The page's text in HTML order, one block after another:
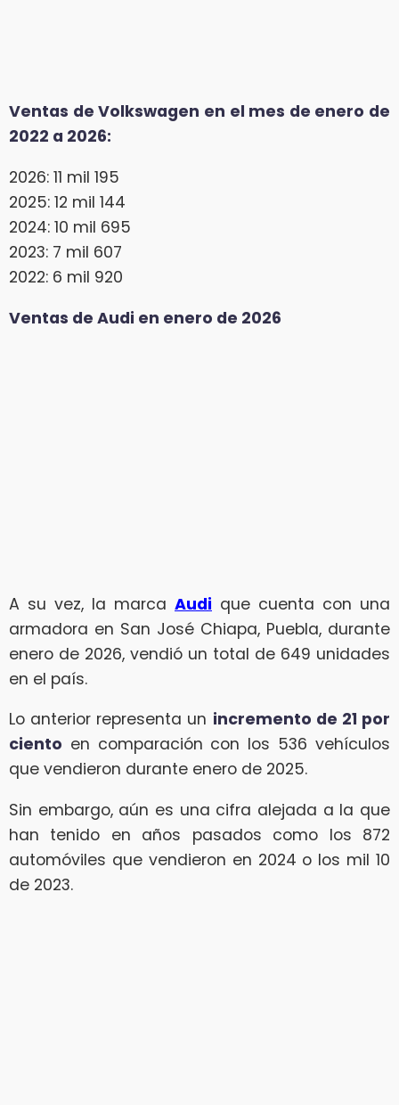
Ventas de Volkswagen en el mes de enero de
2022 a 2026:
2026: 11 mil 195
2025: 12 mil 144
2024: 10 mil 695
2023: 7 mil 607
2022: 6 mil 920
Ventas de Audi en enero de 2026
A su vez, la marca Audi que cuenta con una
armadora en San José Chiapa, Puebla, durante
enero de 2026, vendió un total de 649 unidades
en el país.
Lo anterior representa un incremento de 21 por
ciento en comparación con los 536 vehículos
que vendieron durante enero de 2025.
Sin embargo, aún es una cifra alejada a la que
han tenido en años pasados como los 872
automóviles que vendieron en 2024 o los mil 10
de 2023.